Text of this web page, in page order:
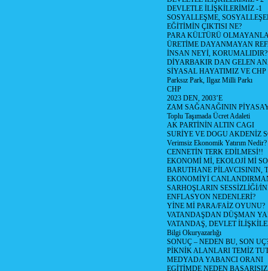
DEVLETLE İLİŞKİLERİMİZ -1
SOSYALLEŞME,
EĞİTİMİN ÇIKTISI NE?
PARA KÜLTÜRÜ
ÜRETİME DAYANMAYAN
İNSAN NEYİ, KORUMALIDIR?
DİYARBAKIR DAN GELEN
SİYASAL HAYATIMIZ VE CHP
Parksız Park, Ilgaz Milli Parkı
CHP
2023 DEN, 2003’E
ZAM SAĞANAĞININ
Toplu Taşımada Ücret Adaleti
AK PARTİNİN ALTIN CAGI
SURİYE VE DOGU AKDENİZ
Verimsiz Ekonomik Yatırım Nedir?
CENNETİN TERK EDİLMESİ!!
EKONOMİ Mİ, EKOLOJİ Mİ
BARUTHANE PİLAVCISININ,
EKONOMİYİ
SARHOŞLARIN SESSİZLİĞİ/
ENFLASYON NEDENLERİ?
YİNE Mİ PARA/FAİZ OYUNU?
VATANDAŞDAN DÜŞMAN
VATANDAŞ, DEVLET
Bilgi Okuryazarlığı
SONUÇ – NEDEN BU, SON
PİKNİK ALANLARI TEMİZ
MEDYADA YABANCI ORANI
EGİTİMDE NEDEN